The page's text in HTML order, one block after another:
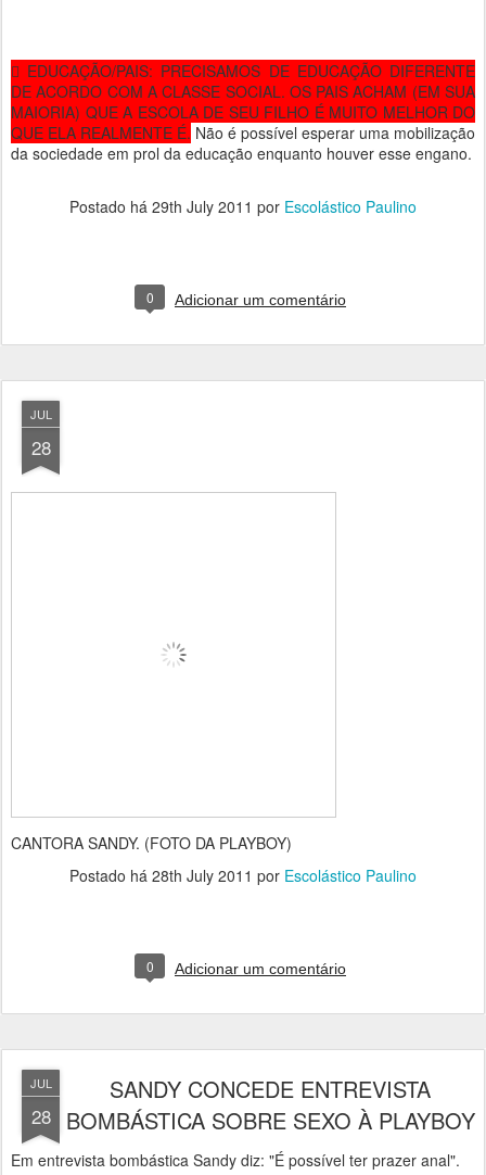
 EDUCAÇÃO/PAIS: PRECISAMOS DE EDUCAÇÃO DIFERENTE
DE ACORDO COM A CLASSE SOCIAL. OS PAIS ACHAM (EM SUA
MAIORIA) QUE A ESCOLA DE SEU FILHO É MUITO MELHOR DO
QUE ELA REALMENTE É. Não é possível esperar uma mobilização
da sociedade em prol da educação enquanto houver esse engano.
Postado há 29th July 2011 por Escolástico Paulino
0 Adicionar um comentário
JUL
28
CANTORA SANDY. (FOTO DA PLAYBOY)
Postado há 28th July 2011 por Escolástico Paulino
0 Adicionar um comentário
JUL
28
SANDY CONCEDE ENTREVISTA
BOMBÁSTICA SOBRE SEXO À PLAYBOY
Em entrevista bombástica Sandy diz: "É possível ter prazer anal".